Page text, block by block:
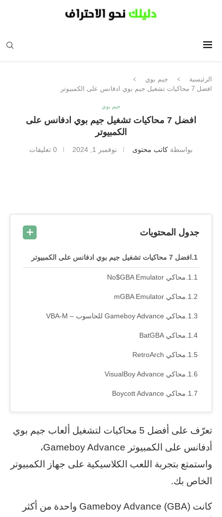
الرئيسية
جيم بوي
افضل 7 محاكيات تشغيل جيم بوي ادفانس على الكمبيوتر
جيم بوي
افضل 7 محاكيات تشغيل جيم بوي ادفانس على
الكمبيوتر
بواسطة كاتب محتوى نوفمبر 1, 2024 0 تعليقات
جدول المحتويات
افضل 7 محاكيات تشغيل جيم بوي ادفانس على الكمبيوتر
محاكي No$GBA Emulator
محاكي mGBA Emulator
محاكي Gameboy Advance للحاسوب – VBA-M
محاكي BatGBA
محاكي RetroArch
محاكي VisualBoy Advance
محاكي Boycott Advance
تعرّف على أفضل 5 محاكيات لتشغيل ألعاب جيم بوي
أدفانس على الكمبيوتر Gameboy Advance،
واستمتع بتجربة اللعب الكلاسيكية على جهاز الكمبيوتر
الخاص بك.
كانت Gameboy Advance (GBA) واحدة من أكثر